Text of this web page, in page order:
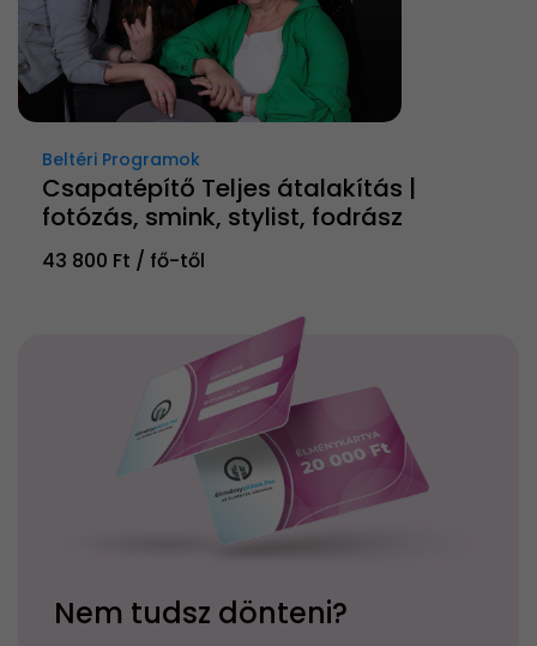
Beltéri Programok
Csapatépítő Teljes átalakítás |
fotózás, smink, stylist, fodrász
43 800 Ft / fő-től
Nem tudsz dönteni?